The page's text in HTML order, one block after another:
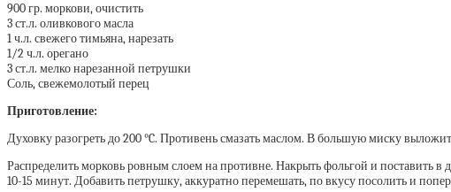
900 гр. моркови, очистить
3 ст.л. оливкового масла
1 ч.л. свежего тимьяна, нарезать
1/2 ч.л. орегано
3 ст.л. мелко нарезанной петрушки
Соль, свежемолотый перец
Приготовление:
Духовку разогреть до 200 °C. Противень смазать маслом. В большую миску
Распределить морковь ровным слоем на противне. Накрыть фольгой и поставить в
10-15 минут. Добавить петрушку, аккуратно перемешать, по вкусу посолить и